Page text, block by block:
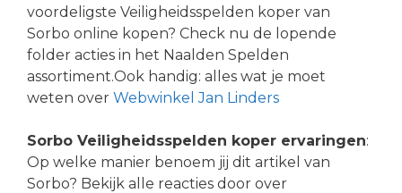
voordeligste Veiligheidsspelden koper van
Sorbo online kopen? Check nu de lopende
folder acties in het Naalden Spelden
assortiment.Ook handig: alles wat je moet
weten over Webwinkel Jan Linders
Sorbo Veiligheidsspelden koper ervaringen:
Op welke manier benoem jij dit artikel van
Sorbo? Bekijk alle reacties door over